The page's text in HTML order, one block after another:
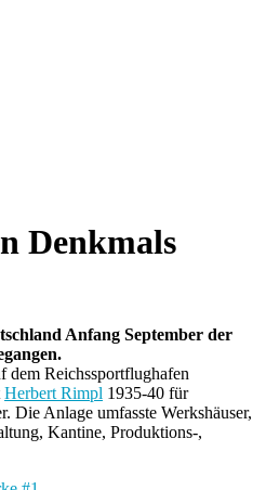
Denkmals
Anfang September der
dem Reichssportflughafen
Herbert Rimpl 1935-40 für
Die Anlage umfasste Werkshäuser,
Kantine, Produktions-,